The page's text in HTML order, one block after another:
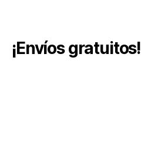
¡Envíos gratuitos!